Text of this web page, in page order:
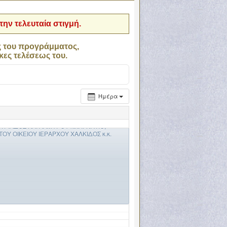
τελευταία στιγμή.
του προγράμματος,
τελέσεως του.
Ημέρα
ΡΗΓΙΝΟΥ ΣΚΟΠΕΛΟΥ,
ΠΑΣΗΣ ΕΛΛΑΔΟΣ κ.κ. ΙΕΡΩΝΥΜΟΥ ΜΕ
ΚΑΙ ΑΛΜΥΡΟΥ κ.κ. ΙΓΝΑΤΙΟ,
ΟΙΚΕΙΟΥ ΙΕΡΑΡΧΟΥ ΧΑΛΚΙΔΟΣ κ.κ.